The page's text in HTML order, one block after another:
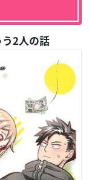
う2人の話